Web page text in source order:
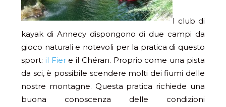
I club di
kayak di Annecy dispongono di due campi da
gioco naturali e notevoli per la pratica di questo
sport: il Fiere il Chéran. Proprio come una pista
da sci, è possibile scendere molti dei fiumi delle
nostre montagne. Questa pratica richiede una
buona conoscenza delle condizioni